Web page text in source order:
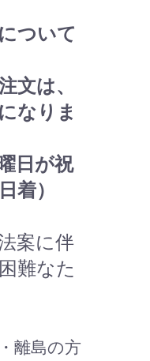
ついて
文は、
なりま
日が祝
着）
案に伴
難なた
離島の方